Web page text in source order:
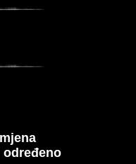
određeno